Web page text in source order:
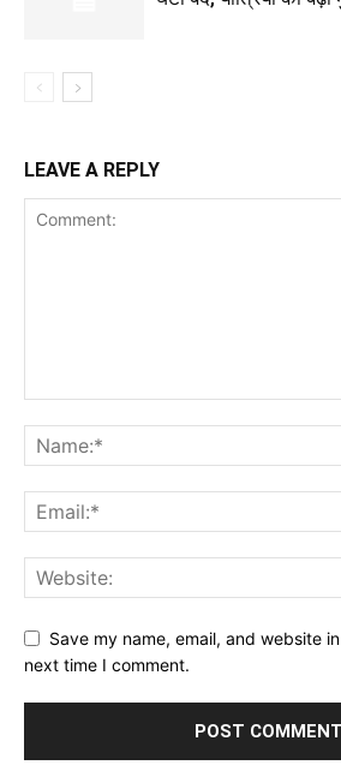
LEAVE A REPLY
Save my name, email, and website
next time I comment.